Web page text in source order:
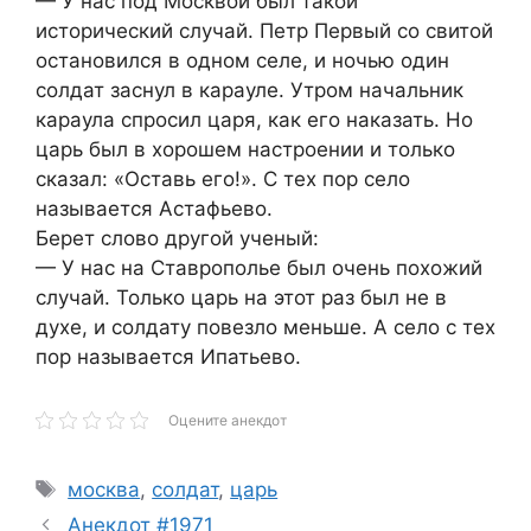
исторический случай. Петр Первый со свитой
остановился в одном селе, и ночью один
солдат заснул в карауле. Утром начальник
караула спросил царя, как его наказать. Но
царь был в хорошем настроении и только
сказал: «Оставь его!». С тех пор село
называется Астафьево.
Берет слово другой ученый:
— У нас на Ставрополье был очень похожий
случай. Только царь на этот раз был не в
духе, и солдату повезло меньше. А село с тех
пор называется Ипатьево.
Оцените анекдот
Метки
москва, солдат, царь
Анекдот #1971